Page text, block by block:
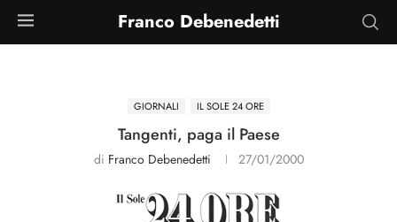
Franco Debenedetti
GIORNALI IL SOLE 24 ORE
Tangenti, paga il Paese
di Franco Debenedetti 27/01/2000